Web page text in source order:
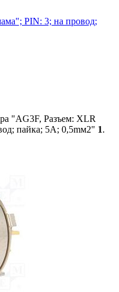
PIN: 3; на провод;
"AG3F, Разъем: XLR
пайка; 5А; 0,5mм2" 1.